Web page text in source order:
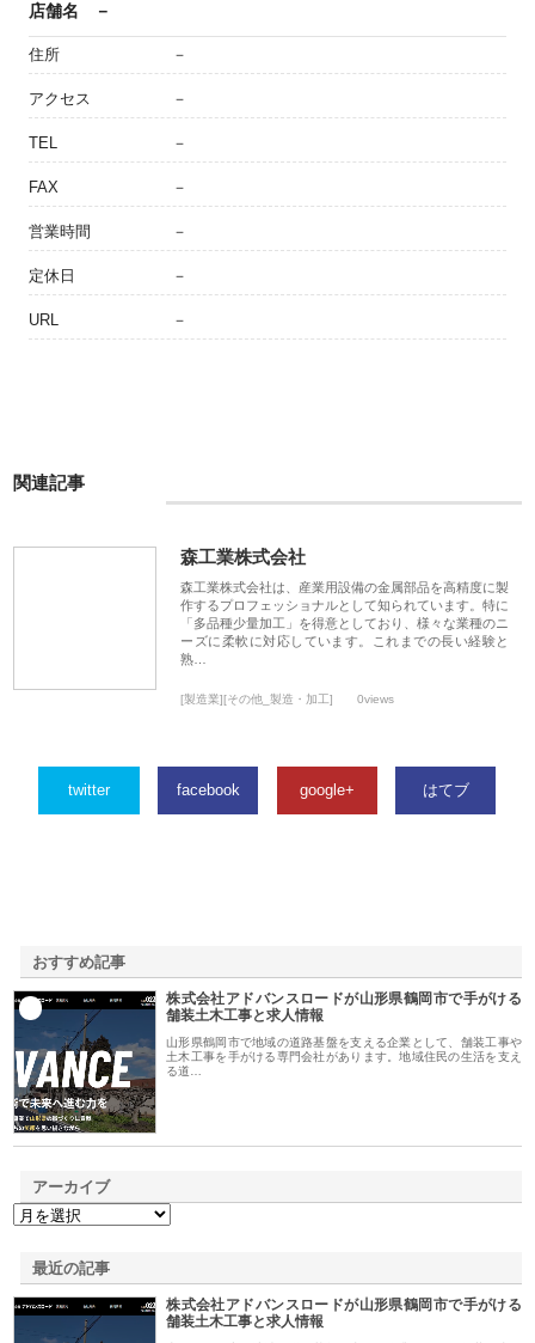
店舗名 －
住所 －
アクセス －
TEL －
FAX －
営業時間 －
定休日 －
URL －
関連記事
森工業株式会社
森工業株式会社は、産業用設備の金属部品を高精度に製
作するプロフェッショナルとして知られています。特に
「多品種少量加工」を得意としており、様々な業種のニ
ーズに柔軟に対応しています。これまでの長い経験と
熟…
[製造業][その他_製造・加工] 0views
twitter facebook google+ はてブ
おすすめ記事
株式会社アドバンスロードが山形県鶴岡市で手がける
舗装土木工事と求人情報
山形県鶴岡市で地域の道路基盤を支える企業として、舗装工事や
土木工事を手がける専門会社があります。地域住民の生活を支え
る道…
アーカイブ
最近の記事
株式会社アドバンスロードが山形県鶴岡市で手がける
舗装土木工事と求人情報